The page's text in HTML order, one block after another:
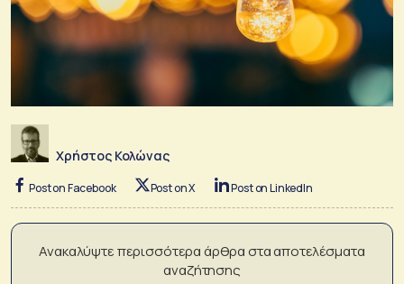
Χρήστος Κολώνας
Post on Facebook Post on X Post on LinkedIn
Ανακαλύψτε περισσότερα άρθρα στα αποτελέσματα
αναζήτησης